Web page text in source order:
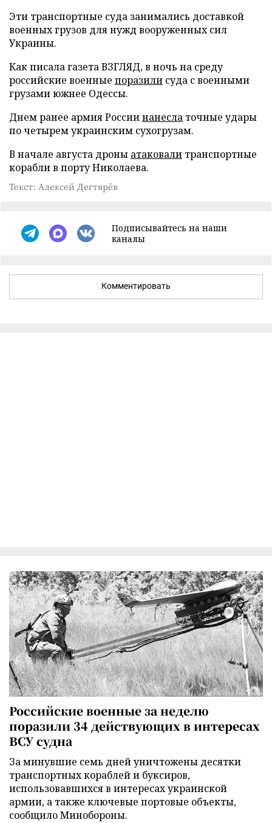
Эти транспортные суда занимались доставкой
военных грузов для нужд вооруженных сил
Украины.
Как писала газета ВЗГЛЯД, в ночь на среду
российские военные поразили суда с военными
грузами южнее Одессы.
Днем ранее армия Россиинанесла точные удары
по четырем украинским сухогрузам.
В начале августа дроны атаковали транспортные
корабли в порту Николаева.
Текст: Алексей Дегтярёв
Подписывайтесь на наши
каналы
Комментировать
Российские военные за неделю
поразили 34 действующих в интересах
ВСУ судна
За минувшие семь дней уничтожены десятки
транспортных кораблей и буксиров,
использовавшихся в интересах украинской
армии, а также ключевые портовые объекты,
сообщило Минобороны.